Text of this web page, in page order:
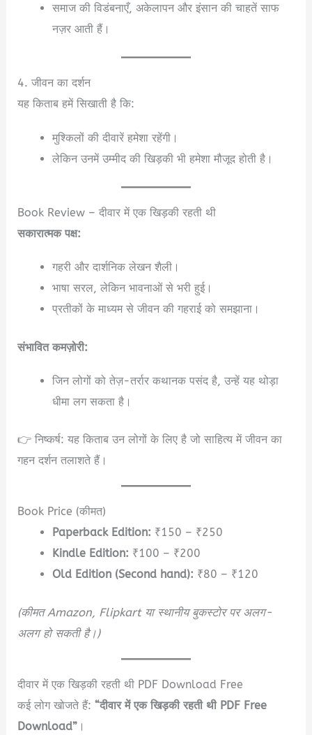
समाज की विडंबनाएँ, अकेलापन और इंसान की चाहतें साफ
नज़र आती हैं।
4. जीवन का दर्शन
यह किताब हमें सिखाती है कि:
मुश्किलों की दीवारें हमेशा रहेंगी।
लेकिन उनमें उम्मीद की खिड़की भी हमेशा मौजूद होती है।
Book Review – दीवार में एक खिड़की रहती थी
सकारात्मक पक्ष:
गहरी और दार्शनिक लेखन शैली।
भाषा सरल, लेकिन भावनाओं से भरी हुई।
प्रतीकों के माध्यम से जीवन की गहराई को समझाना।
संभावित कमज़ोरी:
जिन लोगों को तेज़-तर्रार कथानक पसंद है, उन्हें यह थोड़ा
धीमा लग सकता है।
👉 निष्कर्ष: यह किताब उन लोगों के लिए है जो साहित्य में जीवन का
गहन दर्शन तलाशते हैं।
Book Price (कीमत)
Paperback Edition: ₹150 – ₹250
Kindle Edition: ₹100 – ₹200
Old Edition (Second hand): ₹80 – ₹120
(कीमत Amazon, Flipkart या स्थानीय बुकस्टोर पर अलग-
अलग हो सकती है।)
दीवार में एक खिड़की रहती थी PDF Download Free
कई लोग खोजते हैं:“दीवार में एक खिड़की रहती थी PDF Free
Download” ।